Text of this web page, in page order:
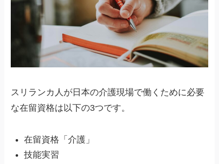
スリランカ人が日本の介護現場で働くために必要
な在留資格は以下の3つです。
在留資格「介護」
技能実習